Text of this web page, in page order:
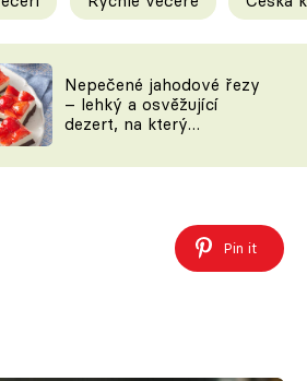
a triky
ZA JÍDLEM
Nepečené jahodové řezy
– lehký a osvěžující
dezert, na který
Pin it